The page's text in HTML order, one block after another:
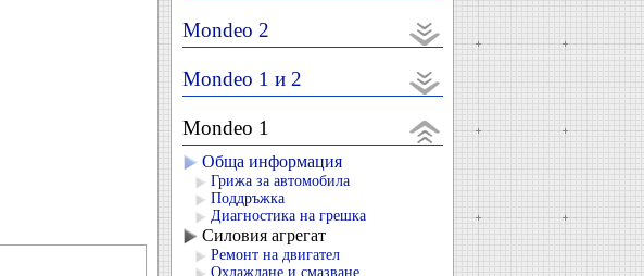
Mondeo 2
Mondeo 1 и 2
Mondeo 1
Обща информация
Грижа за автомобила
Поддръжка
Диагностика на грешка
Силовия агрегат
Ремонт на двигател
Охлаждане и смазване